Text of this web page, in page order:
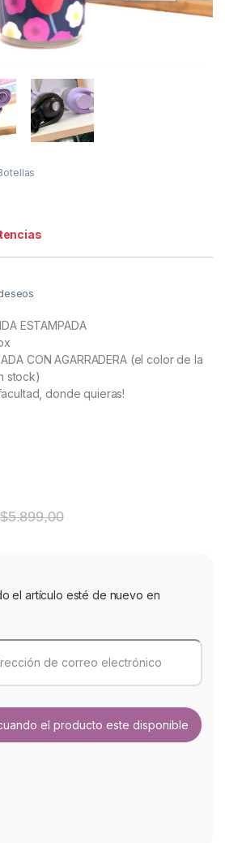
ESTAMPADA
CON AGARRADERA (el color de la
stock)
donde quieras!
$5.899,00
el artículo esté de nuevo en